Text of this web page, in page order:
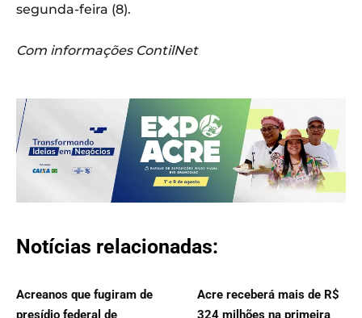
segunda-feira (8).
Com informações ContilNet
Notícias relacionadas:
Acreanos que fugiram de
Acre receberá mais de R$